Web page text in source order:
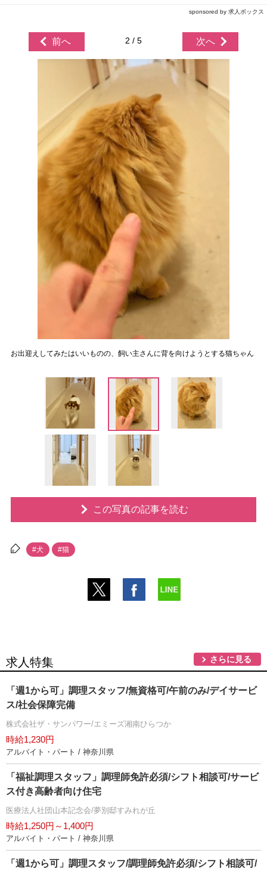
sponsored by 求人ボックス
前へ 2 / 5 次へ
お出迎えしてみたはいいものの、飼い主さんに背を向けようとする猫ちゃん
この写真の記事を読む
#犬 #猫
求人特集 さらに見る
「週1から可」調理スタッフ/無資格可/午前のみ/デイサービ
ス/社会保障完備
株式会社ザ・サンパワー/エミーズ湘南ひらつか
時給1,230円
アルバイト・パート / 神奈川県
「福祉調理スタッフ」調理師免許必須/シフト相談可/サービ
ス付き高齢者向け住宅
医療法人社団山本記念会/夢別邸すみれが丘
時給1,250円～1,400円
アルバイト・パート / 神奈川県
「週1から可」調理スタッフ/調理師免許必須/シフト相談可/